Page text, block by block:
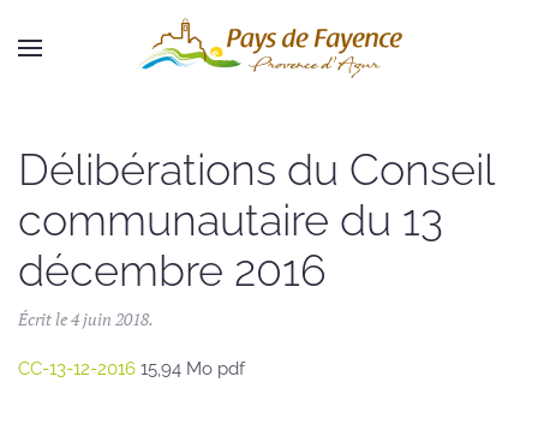
Skip to main content
Délibérations du Conseil
communautaire du 13
décembre 2016
Écrit le4 juin 2018.
CC-13-12-2016 15,94 Mo pdf